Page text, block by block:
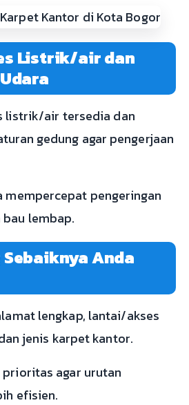
Listrik/air dan
listrik/air tersedia dan
gedung agar pengerjaan
mempercepat pengeringan
bau lembap.
Anda
lengkap, lantai/akses
jenis karpet kantor.
prioritas agar urutan
efisien.